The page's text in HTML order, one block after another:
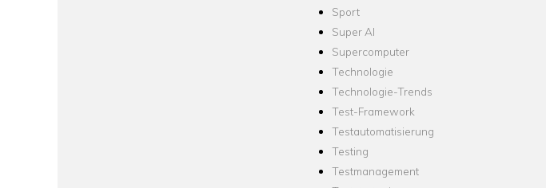
Sport
Super AI
Supercomputer
Technologie
Technologie-Trends
Test-Framework
Testautomatisierung
Testing
Testmanagement